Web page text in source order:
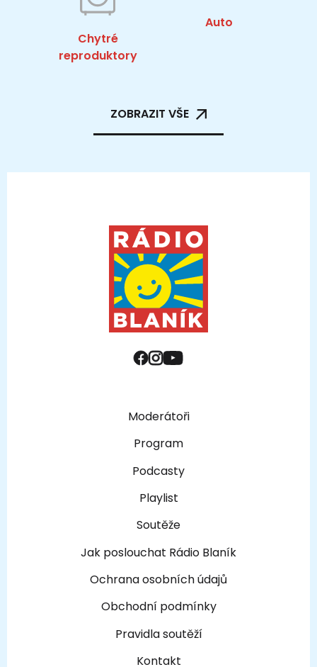
Chytré
reproduktory
Auto
ZOBRAZIT VŠE
Moderátoři
Program
Podcasty
Playlist
Soutěže
Jak poslouchat Rádio Blaník
Ochrana osobních údajů
Obchodní podmínky
Pravidla soutěží
Kontakt